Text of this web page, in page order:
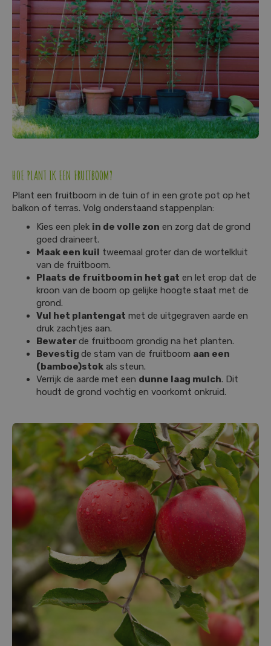
HOE PLANT IK EEN FRUITBOOM?
Plant een fruitboom in de tuin of in een grote pot op het
balkon of terras. Volg onderstaand stappenplan:
Kies een plek in de volle zon en zorg dat de grond
goed draineert.
Maak een kuil tweemaal groter dan de wortelkluit
van de fruitboom.
Plaats de fruitboom in het gat en let erop dat de
kroon van de boom op gelijke hoogte staat met de
grond.
Vul het plantengat met de uitgegraven aarde en
druk zachtjes aan.
Bewaterde fruitboom grondig na het planten.
Bevestig de stam van de fruitboom aan een
(bamboe)stok als steun.
Verrijk de aarde met een dunne laag mulch. Dit
houdt de grond vochtig en voorkomt onkruid.